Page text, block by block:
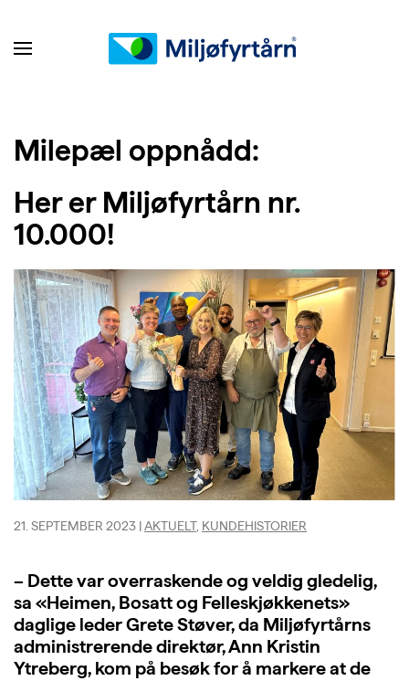
Milepæl oppnådd:
Her er Miljøfyrtårn nr.
10.000!
21. SEPTEMBER 2023 |AKTUELT, KUNDEHISTORIER
– Dette var overraskende og veldig gledelig,
sa «Heimen, Bosatt og Felleskjøkkenets»
daglige leder Grete Støver, da Miljøfyrtårns
administrerende direktør, Ann Kristin
Ytreberg, kom på besøk for å markere at de